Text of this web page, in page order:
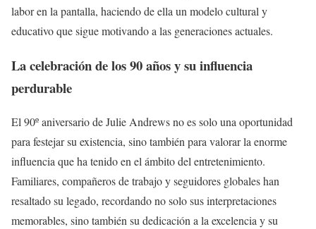
labor en la pantalla, haciendo de ella un modelo cultural y
educativo que sigue motivando a las generaciones actuales.
La celebración de los 90 años y su influencia
perdurable
El 90º aniversario de Julie Andrews no es solo una oportunidad
para festejar su existencia, sino también para valorar la enorme
influencia que ha tenido en el ámbito del entretenimiento.
Familiares, compañeros de trabajo y seguidores globales han
resaltado su legado, recordando no solo sus interpretaciones
memorables, sino también su dedicación a la excelencia y su